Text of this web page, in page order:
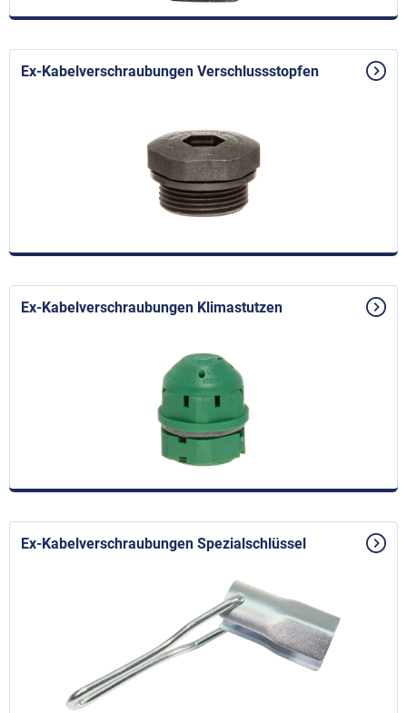
Ex-Kabelverschraubungen Verschlussstopfen
Ex-Kabelverschraubungen Klimastutzen
Ex-Kabelverschraubungen Spezialschlüssel